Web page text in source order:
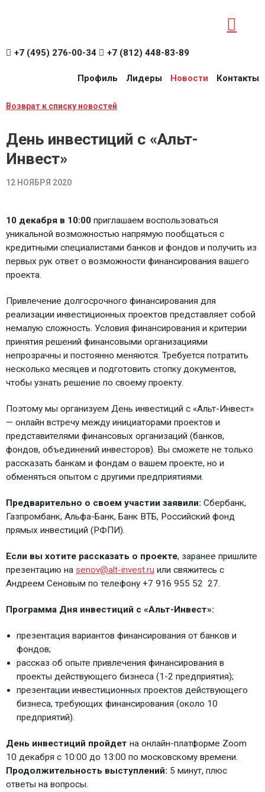
+7 (495) 276-00-34 +7 (812) 448-83-89
Профиль Лидеры Новости Контакты
Возврат к списку новостей
День инвестиций c «Альт-
Инвест»
12 НОЯБРЯ 2020
10 декабря в 10:00 приглашаем воспользоваться
уникальной возможностью напрямую пообщаться с
кредитными специалистами банков и фондов и получить из
первых рук ответ о возможности финансирования вашего
проекта.
Привлечение долгосрочного финансирования для
реализации инвестиционных проектов представляет собой
немалую сложность. Условия финансирования и критерии
принятия решений финансовыми организациями
непрозрачны и постоянно меняются. Требуется потратить
несколько месяцев и подготовить стопку документов,
чтобы узнать решение по своему проекту.
Поэтому мы организуем День инвестиций с «Альт-Инвест»
— онлайн встречу между инициаторами проектов и
представителями финансовых организаций (банков,
фондов, объединений инвесторов). Вы сможете не только
рассказать банкам и фондам о вашем проекте, но и
обменяться опытом с другими предприятиями.
Предварительно о своем участии заявили: Сбербанк,
Газпромбанк, Альфа-Банк, Банк ВТБ, Российский фонд
прямых инвестиций (РФПИ).
Если вы хотите рассказать о проекте, заранее пришлите
презентацию на senov@alt-invest.ru или свяжитесь с
Андреем Сеновым по телефону +7 916 955 52 27.
Программа Дня инвестиций с «Альт-Инвест»:
презентация вариантов финансирования от банков и
фондов;
рассказ об опыте привлечения финансирования в
проекты действующего бизнеса (1-2 предприятия);
презентации инвестиционных проектов действующего
бизнеса, требующих финансирования (около 10
предприятий).
День инвестиций пройдет на онлайн-платформе Zoom
10 декабря с 10:00 до 13:00 по московскому времени.
Продолжительность выступлений: 5 минут, плюс
ответы на вопросы.